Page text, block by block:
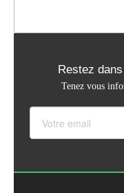
Restez
Tenez vous